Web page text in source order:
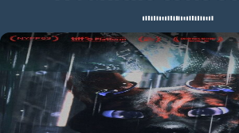
Maigret et le mort
Maigret et le mort amoureux Bande-
BOUCHRA
mer 05/08